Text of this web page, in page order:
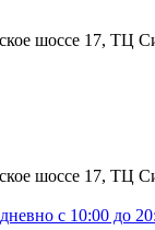
шоссе 17, ТЦ
шоссе 17, ТЦ
с 10:00 до